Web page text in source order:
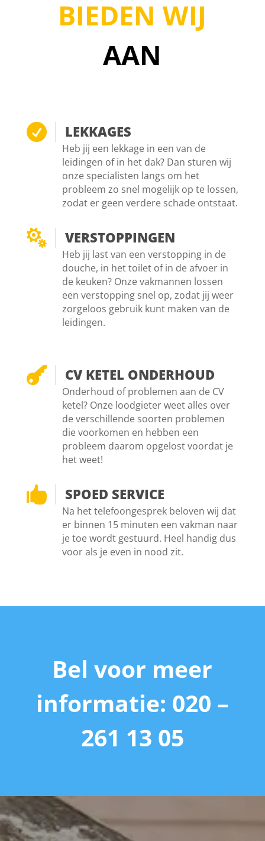
BIEDEN WIJ
AAN
 LEKKAGES
Heb jij een lekkage in een van de
leidingen of in het dak? Dan sturen wij
onze specialisten langs om het
probleem zo snel mogelijk op te lossen,
zodat er geen verdere schade ontstaat.
 VERSTOPPINGEN
Heb jij last van een verstopping in de
douche, in het toilet of in de afvoer in
de keuken? Onze vakmannen lossen
een verstopping snel op, zodat jij weer
zorgeloos gebruik kunt maken van de
leidingen.
 CV KETEL ONDERHOUD
Onderhoud of problemen aan de CV
ketel? Onze loodgieter weet alles over
de verschillende soorten problemen
die voorkomen en hebben een
probleem daarom opgelost voordat je
het weet!
 SPOED SERVICE
Na het telefoongesprek beloven wij dat
er binnen 15 minuten een vakman naar
je toe wordt gestuurd. Heel handig dus
voor als je even in nood zit.
Bel voor meer
informatie: 020 –
261 13 05